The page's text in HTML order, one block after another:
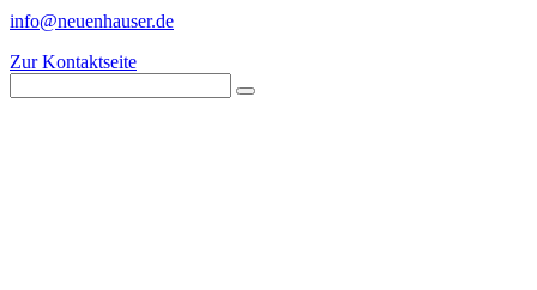
info@neuenhauser.de
Zur Kontaktseite